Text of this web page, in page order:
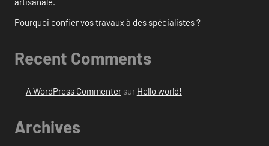
Pourquoi confier vos travaux à des spécialistes ?
Recent Comments
A WordPress Commentersur Hello world!
Archives